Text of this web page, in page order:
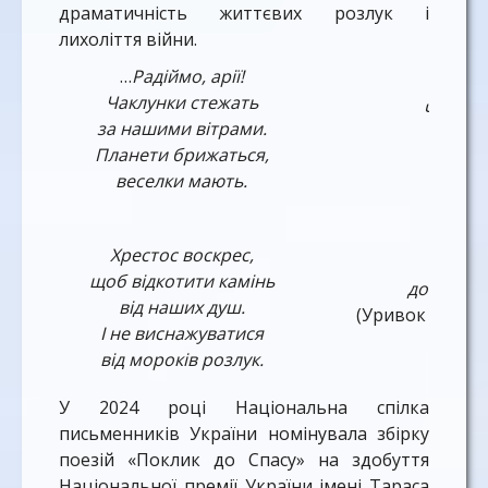
драматичність життєвих розлук і
лихоліття війни.
…Радіймо, арії!
Чаклунки стежать
за нашими вітрами.
Планети брижаться,
веселки мають.
Хрестос воскрес,
щоб відкотити камінь
від наших душ.
І не виснажуватися
від мороків розлук.
до
(Уривок із
У 2024 році Національна спілка
письменників України номінувала збірку
поезій «Поклик до Спасу» на здобуття